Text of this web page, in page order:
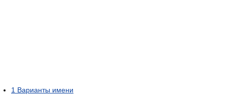
1 Варианты имени